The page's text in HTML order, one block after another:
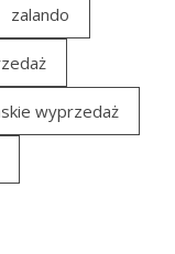
zalando
wyprzedaż